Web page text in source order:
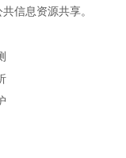
信息资源共享。